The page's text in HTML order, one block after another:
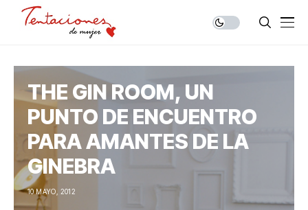
THE GIN ROOM, UN
PUNTO DE ENCUENTRO
PARA AMANTES DE LA
GINEBRA
10 MAYO, 2012